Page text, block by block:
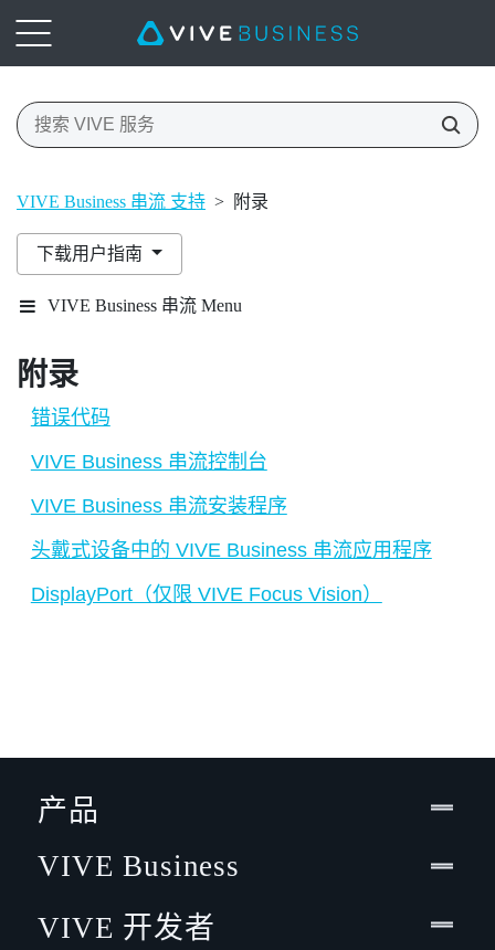
VIVE Business 串流 支持 > 附录
下载用户指南
VIVE Business 串流 Menu
附录
错误代码
VIVE Business 串流控制台
VIVE Business 串流安装程序
头戴式设备中的 VIVE Business 串流应用程序
DisplayPort（仅限 VIVE Focus Vision）
产品
VIVE Business
VIVE 开发者